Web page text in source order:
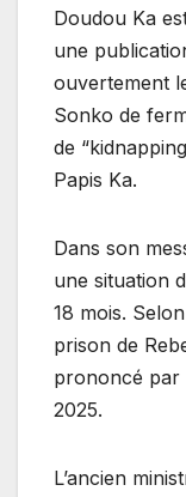
Doudou Ka
une
ouvertement
Sonko de
de
Papis Ka.
Dans son
une situation
18 mois.
prison de
prononcé par
2025.
L’ancien